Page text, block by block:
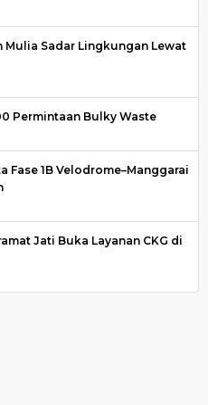
Mulia Sadar Lingkungan Lewat
Permintaan Bulky Waste
Fase 1B Velodrome–Manggarai
Jati Buka Layanan CKG di